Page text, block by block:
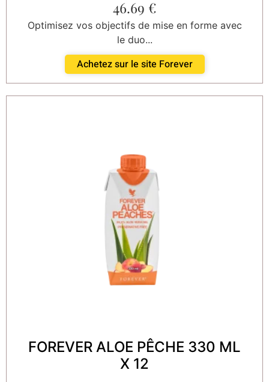
46.69 €
Optimisez vos objectifs de mise en forme avec
le duo...
Achetez sur le site Forever
FOREVER ALOE PÊCHE 330 ML
X 12